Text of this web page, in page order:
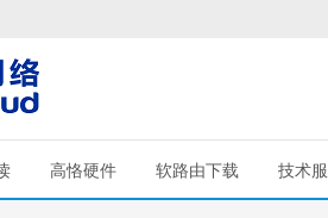
高恪硬件 软路由下载 技术